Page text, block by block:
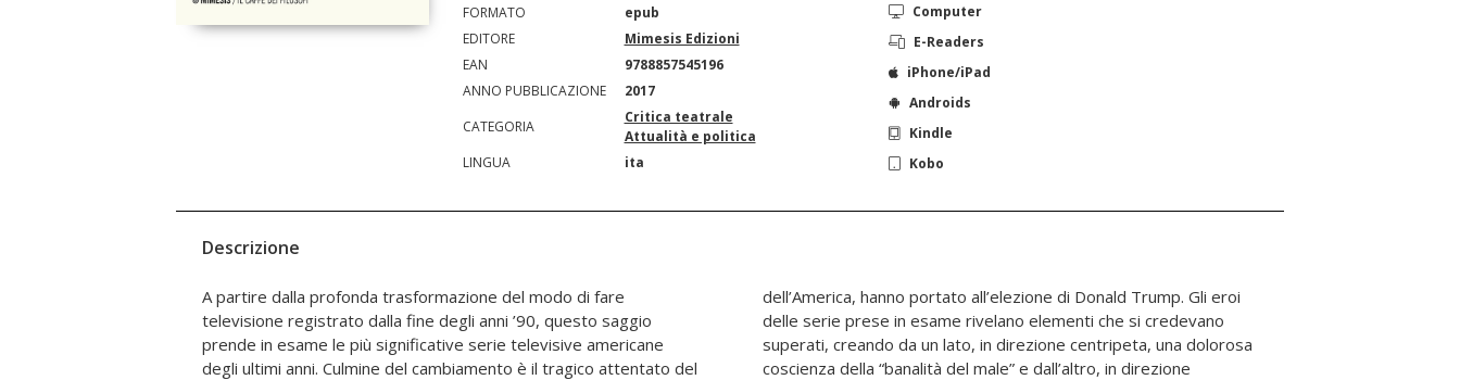
FORMATO
epub
EDITORE
Mimesis Edizioni
EAN
9788857545196
ANNO PUBBLICAZIONE
2017
CATEGORIA
Critica teatrale
Attualità e politica
LINGUA
ita
Computer
E-Readers
iPhone/iPad
Androids
Kindle
Kobo
Descrizione
A partire dalla profonda trasformazione del modo di fare
televisione registrato dalla fine degli anni ’90, questo saggio
prende in esame le più significative serie televisive americane
degli ultimi anni. Culmine del cambiamento è il tragico attentato del
dell’America, hanno portato all’elezione di Donald Trump. Gli eroi
delle serie prese in esame rivelano elementi che si credevano
superati, creando da un lato, in direzione centripeta, una dolorosa
coscienza della “banalità del male” e dall’altro, in direzione